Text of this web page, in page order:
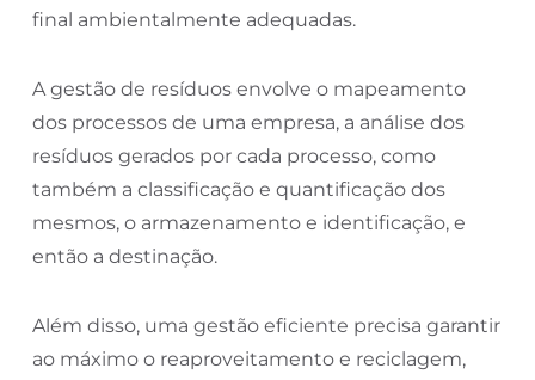
final ambientalmente adequadas.
A gestão de resíduos envolve o mapeamento
dos processos de uma empresa, a análise dos
resíduos gerados por cada processo, como
também a classificação e quantificação dos
mesmos, o armazenamento e identificação, e
então a destinação.
Além disso, uma gestão eficiente precisa garantir
ao máximo o reaproveitamento e reciclagem,